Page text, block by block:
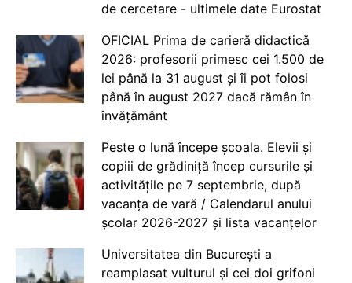
de cercetare - ultimele date Eurostat
OFICIAL Prima de carieră didactică
2026: profesorii primesc cei 1.500 de
lei până la 31 august și îi pot folosi
până în august 2027 dacă rămân în
învățământ
Peste o lună începe școala. Elevii și
copiii de grădiniță încep cursurile și
activitățile pe 7 septembrie, după
vacanța de vară / Calendarul anului
școlar 2026-2027 și lista vacanțelor
Universitatea din București a
reamplasat vulturul și cei doi grifoni